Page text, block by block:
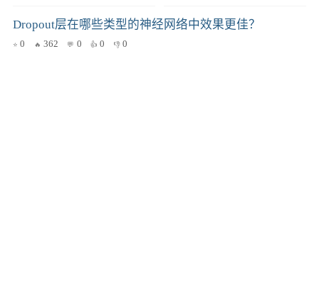
Dropout层在哪些类型的神经网络中效果更佳？
0 362 0 0 0